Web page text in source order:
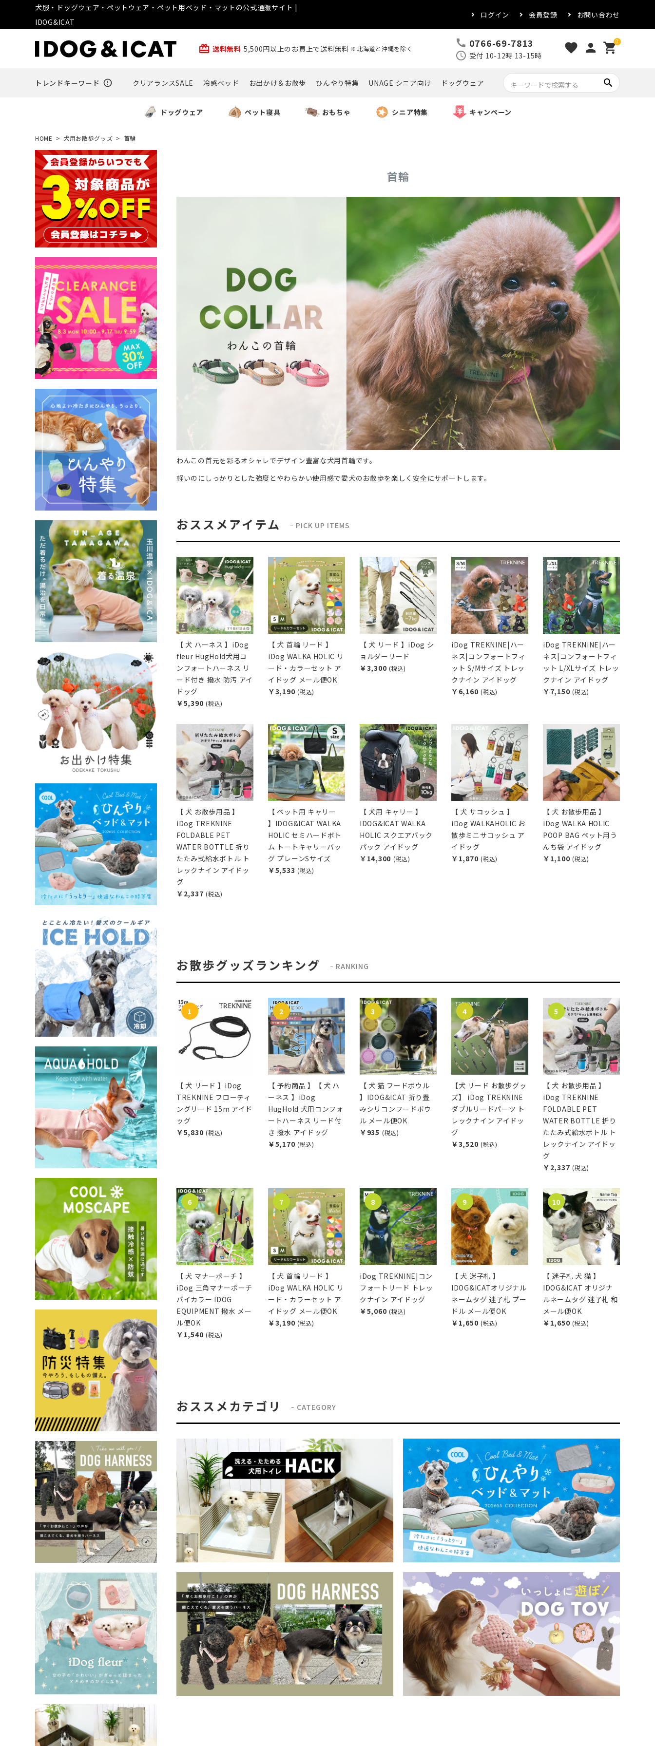
犬服・ドッグウェア・ペットウェア・ペット用ベッド・マットの公式通販サイト |
IDOG&ICAT
ログイン 会員登録 お問い合わせ
card_giftcard 送料無料 5,500円以上のお買上で送料無料 ※北海道と沖縄を除く call 0766-69-7813
schedule 受付 10-12時 13-15時
favorite person 0
shopping_cart
トレンドキーワード error_outline クリアランスSALE 冷感ベッド お出かけ＆お散歩 ひんやり特集 UNAGE シニア向け ドッグウェア search
ドッグウェア ペット寝具 おもちゃ シニア特集 キャンペーン
HOME 犬用お散歩グッズ 首輪
首輪
わんこの首元を彩るオシャレでデザイン豊富な犬用首輪です。
軽いのにしっかりとした強度とやわらかい使用感で愛犬のお散歩を楽しく安全にサポートします。
おススメアイテム PICK UP ITEMS
【 犬 ハーネス 】iDog
fleur HugHold犬用コ
ンフォートハーネス リ
ード付き 撥水 防汚 アイ
ドッグ
￥5,390 (税込)
【 犬 首輪 リード 】
iDog WALKA HOLIC リ
ード・カラーセット ア
イドッグ メール便OK
￥3,190 (税込)
【 犬 リード 】iDog シ
ョルダーリード
￥3,300 (税込)
iDog TREKNINE|ハー
ネス|コンフォートフィ
ット S/Mサイズ トレッ
クナイン アイドッグ
￥6,160 (税込)
iDog TREKNINE|ハー
ネス|コンフォートフィ
ット L/XLサイズ トレッ
クナイン アイドッグ
￥7,150 (税込)
【 犬 お散歩用品 】
iDog TREKNINE
FOLDABLE PET
WATER BOTTLE 折り
たたみ式給水ボトル ト
レックナイン アイドッ
グ
￥2,337 (税込)
【 ペット用 キャリー
】IDOG&ICAT WALKA
HOLIC セミハードボト
ム トートキャリーバッ
グ プレーンSサイズ
￥5,533 (税込)
【 犬用 キャリー 】
IDOG&ICAT WALKA
HOLIC スクエアバック
パック アイドッグ
￥14,300 (税込)
【 犬 サコッシュ 】
iDog WALKAHOLIC お
散歩ミニサコッシュ ア
イドッグ
￥1,870 (税込)
【 犬 お散歩用品 】
iDog WALKA HOLIC
POOP BAG ペット用う
んち袋 アイドッグ
￥1,100 (税込)
お散歩グッズランキング RANKING
【 犬 リード 】iDog
TREKNINE フローティ
ングリード 15m アイド
ッグ
￥5,830 (税込)
【 予約商品 】【 犬 ハ
ーネス 】iDog
HugHold 犬用コンフォ
ートハーネス リード付
き 撥水 アイドッグ
￥5,170 (税込)
【 犬 猫 フードボウル
】IDOG&ICAT 折り畳
みシリコンフードボウ
ル メール便OK
￥935 (税込)
【犬 リード お散歩グッ
ズ】 iDog TREKNINE
ダブルリードパーツ ト
レックナイン アイドッ
グ
￥3,520 (税込)
【 犬 お散歩用品 】
iDog TREKNINE
FOLDABLE PET
WATER BOTTLE 折り
たたみ式給水ボトル ト
レックナイン アイドッ
グ
￥2,337 (税込)
【 犬 マナーポーチ 】
iDog 三角マナーポーチ
バイカラー IDOG
EQUIPMENT 撥水 メー
ル便OK
￥1,540 (税込)
【 犬 首輪 リード 】
iDog WALKA HOLIC リ
ード・カラーセット ア
イドッグ メール便OK
￥3,190 (税込)
iDog TREKNINE|コン
フォートリード トレッ
クナイン アイドッグ
￥5,060 (税込)
【 犬 迷子札 】
IDOG&ICATオリジナル
ネームタグ 迷子札 プー
ドル メール便OK
￥1,650 (税込)
【 迷子札 犬 猫 】
IDOG&ICAT オリジナ
ルネームタグ 迷子札 和
メール便OK
￥1,650 (税込)
おススメカテゴリ CATEGORY